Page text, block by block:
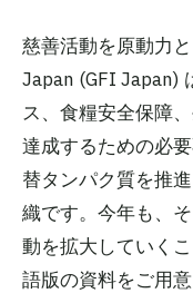
慈善活動を原動力
Japan (GFI Japan)
ス、食糧安全保障
達成するための必
替タンパク質を推
織です。今年も、
動を拡大していく
語版の資料をご用